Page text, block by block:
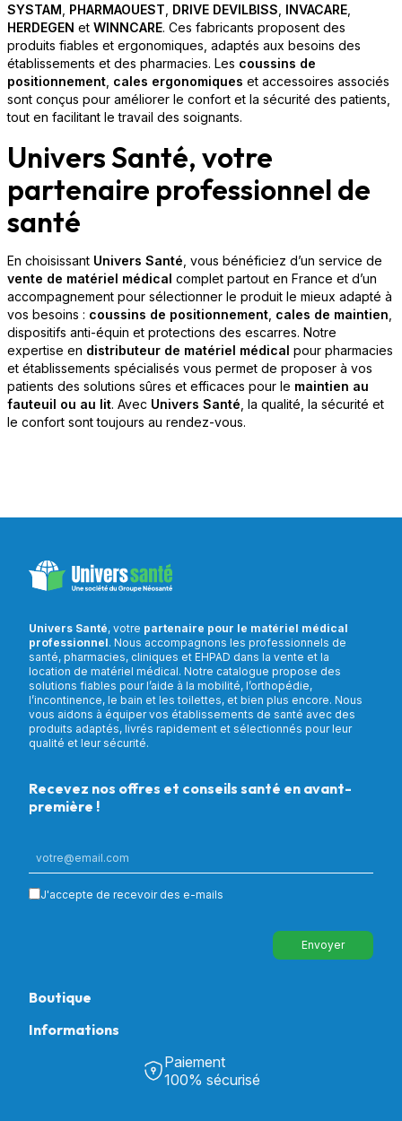
SYSTAM PHARMAOUEST DRIVE DEVILBISS INVACARE
HERDEGEN et WINNCARE. Ces fabricants proposent des
produits fiables et ergonomiques, adaptés aux besoins des
établissements et des pharmacies. Les coussins de
positionnement cales ergonomiques et accessoires associés
sont conçus pour améliorer le confort et la sécurité des patients,
tout en facilitant le travail des soignants.
Univers Santé, votre
partenaire professionnel de
santé
En choisissant Univers Santé , vous bénéficiez d’un service de
vente de matériel médical complet partout en France et d’un
accompagnement pour sélectionner le produit le mieux adapté à
vos besoins : coussins de positionnement cales de maintien
dispositifs anti-équin et protections des escarres. Notre
expertise en distributeur de matériel médical pour pharmacies
et établissements spécialisés vous permet de proposer à vos
patients des solutions sûres et efficaces pour le maintien au
fauteuil ou au lit. Avec Univers Santé , la qualité, la sécurité et
le confort sont toujours au rendez-vous.
Univers Santé, votre partenaire pour le matériel médical
professionnel. Nous accompagnons les professionnels de
santé, pharmacies, cliniques et EHPAD dans la vente et la
location de matériel médical. Notre catalogue propose des
solutions fiables pour l’aide à la mobilité, l’orthopédie,
l’incontinence, le bain et les toilettes, et bien plus encore. Nous
vous aidons à équiper vos établissements de santé avec des
produits adaptés, livrés rapidement et sélectionnés pour leur
qualité et leur sécurité.
Recevez nos offres et conseils santé en avant-
première !
J'accepte de recevoir des e-mails
Envoyer
Boutique
Informations
Découvrir Univers Santé
Paiement
100% sécurisé